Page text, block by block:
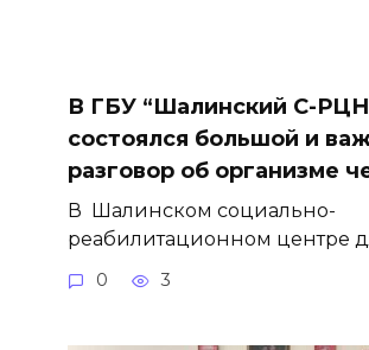
В ГБУ “Шалинский С-
состоялся большой и
разговор об организме
В Шалинском социально-
реабилитационном центре
0 3